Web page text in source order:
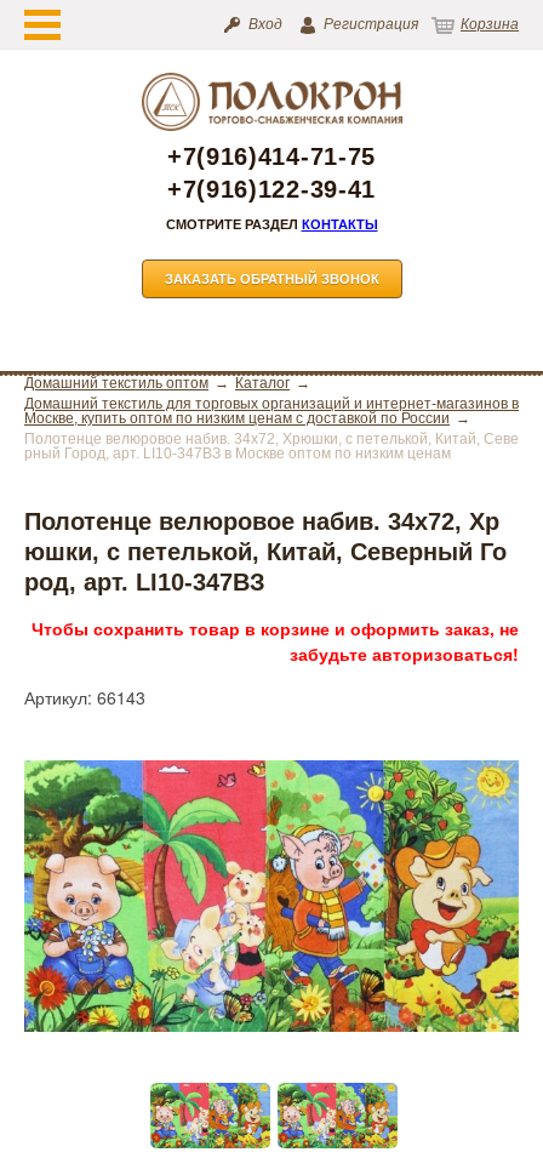
Вход Регистрация Корзина
+7(916)414-71-75
+7(916)122-39-41
СМОТРИТЕ РАЗДЕЛ КОНТАКТЫ
ЗАКАЗАТЬ ОБРАТНЫЙ ЗВОНОК
Домашний текстиль оптом
Каталог
Домашний текстиль для торговых организаций и интернет-магазинов в
Москве, купить оптом по низким ценам с доставкой по России
Полотенце велюровое набив. 34х72, Хрюшки, с петелькой, Китай, Севе
рный Город, арт. LI10-347ВЗ в Москве оптом по низким ценам
Полотенце велюровое набив. 34х72, Хр
юшки, с петелькой, Китай, Северный Го
род, арт. LI10-347ВЗ
Чтобы сохранить товар в корзине и оформить заказ, не
забудьте авторизоваться!
Артикул: 66143